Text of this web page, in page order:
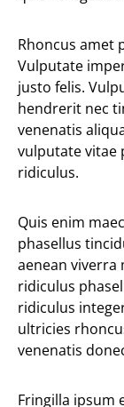
Rhoncus amet
Vulputate
justo felis.
hendrerit nec
venenatis
vulputate vitae
ridiculus.
Quis enim
phasellus
aenean viverra
ridiculus
ridiculus
ultricies
venenatis
Fringilla ipsum